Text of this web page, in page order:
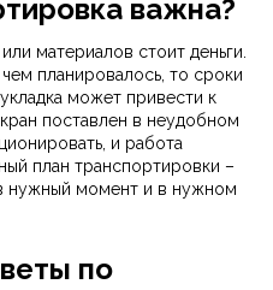
важна?
материалов стоит деньги.
планировалось, то сроки
может привести к
поставлен в неудобном
и работа
план транспортировки –
нужный момент и в нужном
по